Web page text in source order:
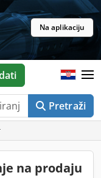
Na aplikaciju
Pretraži
na prodaju